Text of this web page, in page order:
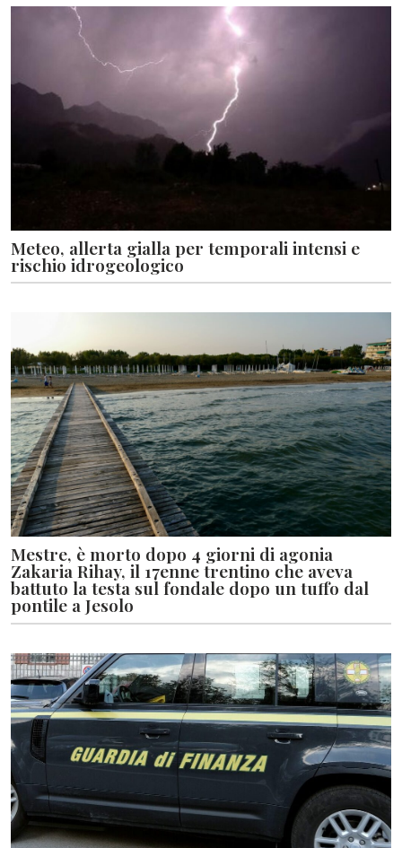
Meteo, allerta gialla per temporali intensi e
rischio idrogeologico
Mestre, è morto dopo 4 giorni di agonia
Zakaria Rihay, il 17enne trentino che aveva
battuto la testa sul fondale dopo un tuffo dal
pontile a Jesolo